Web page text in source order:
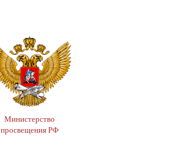
Министерство
просвещения РФ